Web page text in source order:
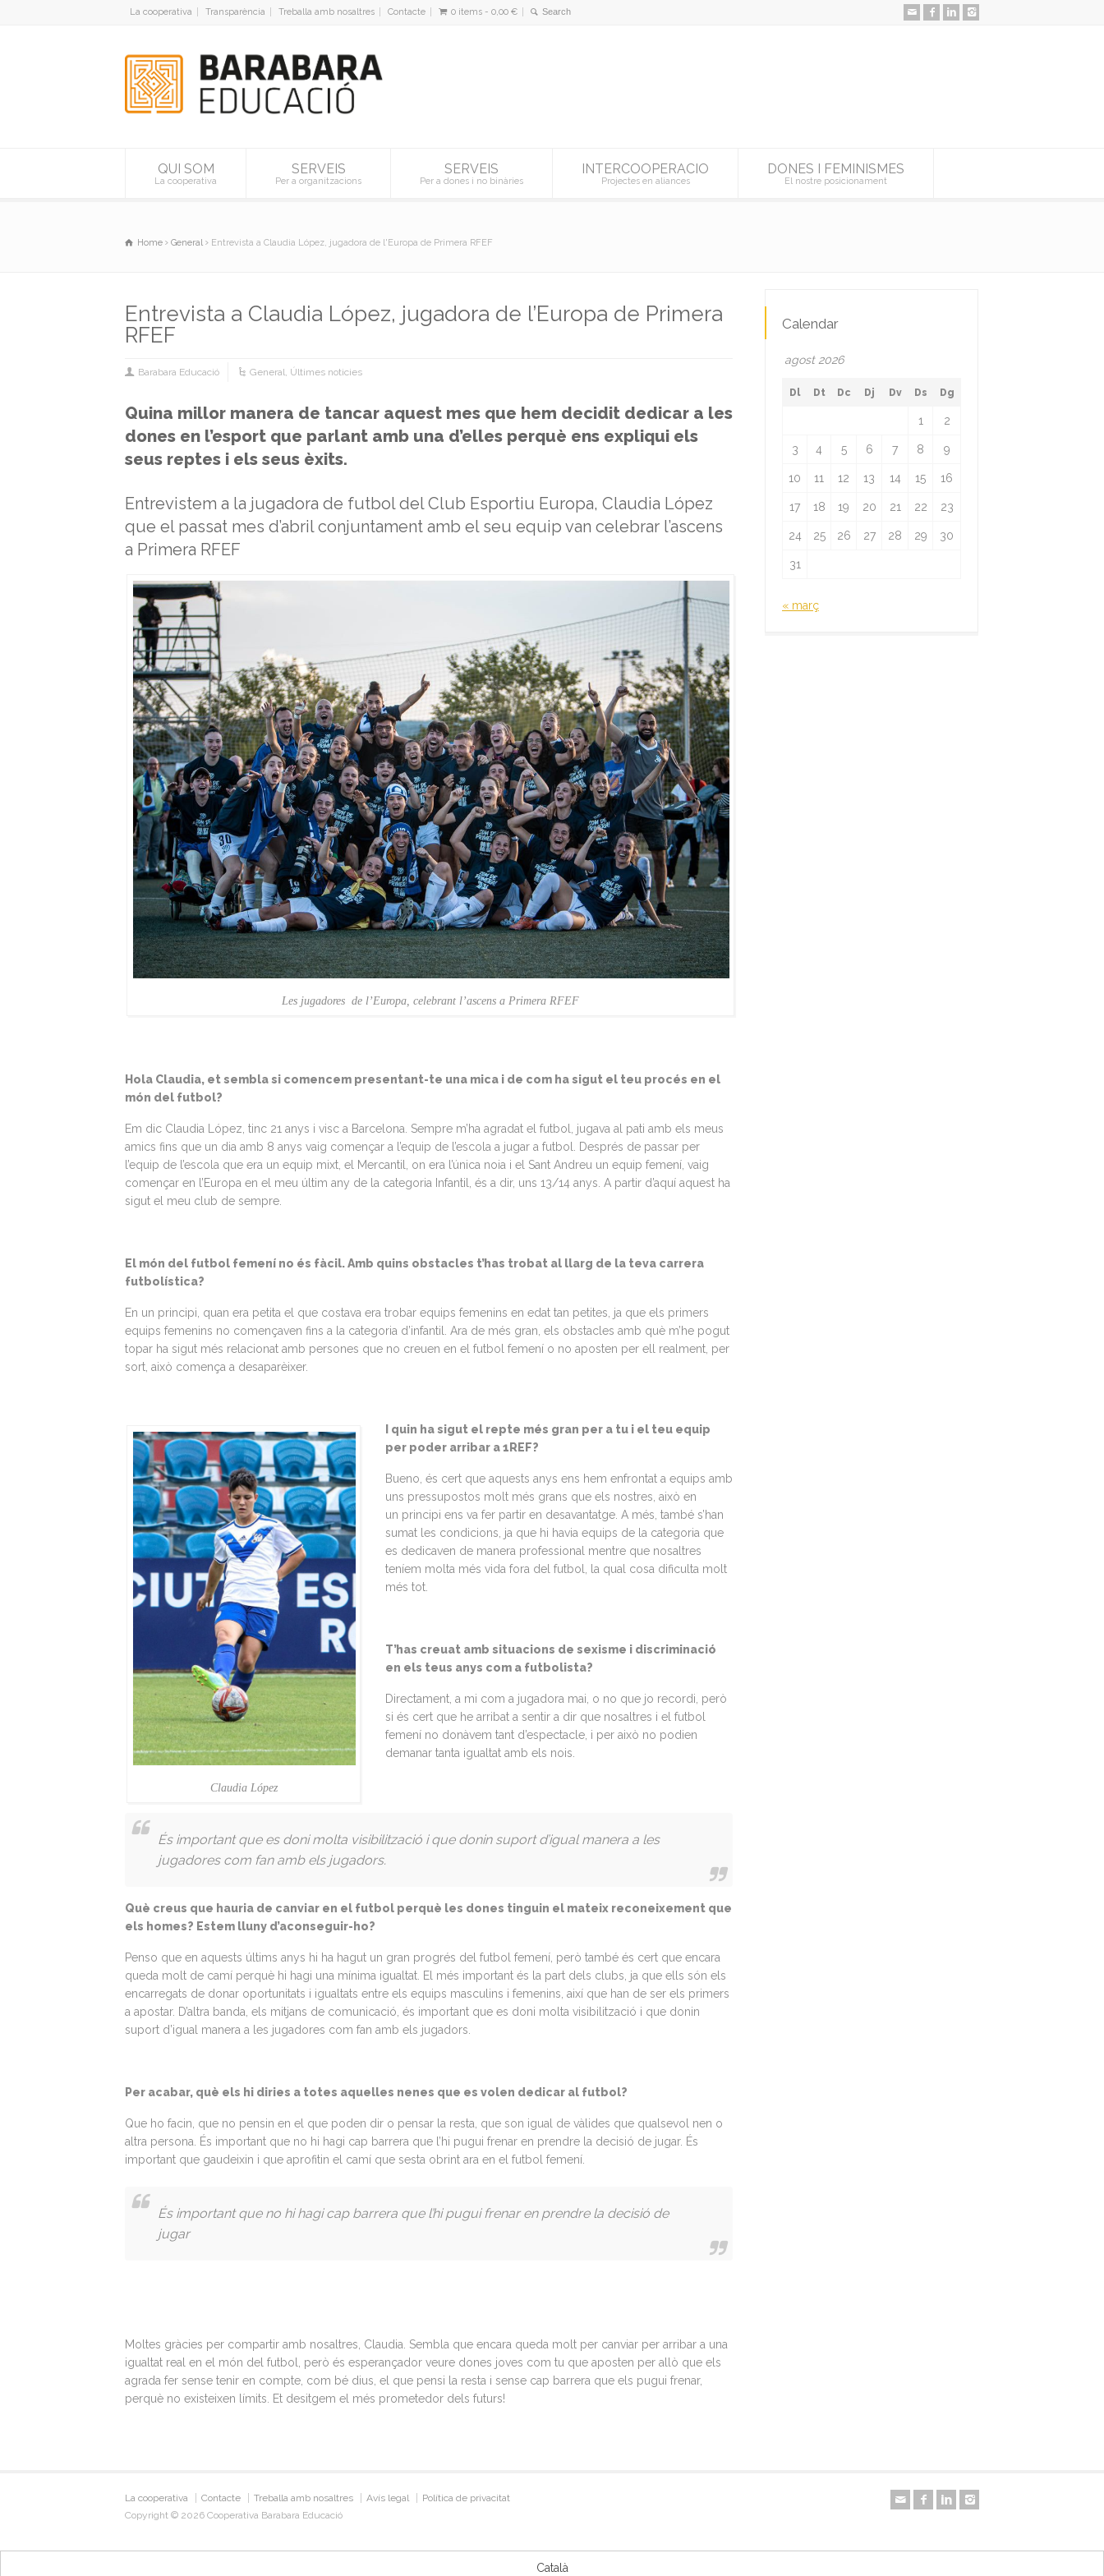
La cooperativa Transparència Treballa amb nosaltres Contacte 0 items - 0,00 €
QUI SOM
La cooperativa
SERVEIS
Per a organitzacions
SERVEIS
Per a dones i no binàries
INTERCOOPERACIO
Projectes en aliances
DONES I FEMINISMES
El nostre posicionament
Home General Entrevista a Claudia López, jugadora de l'Europa de Primera RFEF
Entrevista a Claudia López, jugadora de l’Europa de Primera
RFEF
Barabara Educació General, Últimes noticies
Quina millor manera de tancar aquest mes que hem decidit dedicar a les
dones en l’esport que parlant amb una d’elles perquè ens expliqui els
seus reptes i els seus èxits.
Entrevistem a la jugadora de futbol del Club Esportiu Europa, Claudia López
que el passat mes d’abril conjuntament amb el seu equip van celebrar l’ascens
a Primera RFEF
Les jugadores de l’Europa, celebrant l’ascens a Primera RFEF
Hola Claudia, et sembla si comencem presentant-te una mica i de com ha sigut el teu procés en el
món del futbol?
Em dic Claudia López, tinc 21 anys i visc a Barcelona. Sempre m’ha agradat el futbol, jugava al pati amb els meus
amics fins que un dia amb 8 anys vaig començar a l’equip de l’escola a jugar a futbol. Després de passar per
l’equip de l’escola que era un equip mixt, el Mercantil, on era l’única noia i el Sant Andreu un equip femení, vaig
començar en l’Europa en el meu últim any de la categoria Infantil, és a dir, uns 13/14 anys. A partir d’aquí aquest ha
sigut el meu club de sempre.
El món del futbol femení no és fàcil. Amb quins obstacles t’has trobat al llarg de la teva carrera
futbolística?
En un principi, quan era petita el que costava era trobar equips femenins en edat tan petites, ja que els primers
equips femenins no començaven fins a la categoria d’infantil. Ara de més gran, els obstacles amb què m’he pogut
topar ha sigut més relacionat amb persones que no creuen en el futbol femení o no aposten per ell realment, per
sort, això comença a desaparèixer.
Claudia López
I quin ha sigut el repte més gran per a tu i el teu equip
per poder arribar a 1REF?
Bueno, és cert que aquests anys ens hem enfrontat a equips amb
uns pressupostos molt més grans que els nostres, això en
un principi ens va fer partir en desavantatge. A més, també s’han
sumat les condicions, ja que hi havia equips de la categoria que
es dedicaven de manera professional mentre que nosaltres
teníem molta més vida fora del futbol, la qual cosa dificulta molt
més tot.
T’has creuat amb situacions de sexisme i discriminació
en els teus anys com a futbolista?
Directament, a mi com a jugadora mai, o no que jo recordi, però
si és cert que he arribat a sentir a dir que nosaltres i el futbol
femení no donàvem tant d’espectacle, i per això no podien
demanar tanta igualtat amb els nois.
És important que es doni molta visibilització i que donin suport d’igual manera a les
jugadores com fan amb els jugadors.
Què creus que hauria de canviar en el futbol perquè les dones tinguin el mateix reconeixement que
els homes? Estem lluny d’aconseguir-ho?
Penso que en aquests últims anys hi ha hagut un gran progrés del futbol femení, però també és cert que encara
queda molt de camí perquè hi hagi una mínima igualtat. El més important és la part dels clubs, ja que ells són els
encarregats de donar oportunitats i igualtats entre els equips masculins i femenins, així que han de ser els primers
a apostar. D’altra banda, els mitjans de comunicació, és important que es doni molta visibilització i que donin
suport d’igual manera a les jugadores com fan amb els jugadors.
Per acabar, què els hi diries a totes aquelles nenes que es volen dedicar al futbol?
Que ho facin, que no pensin en el que poden dir o pensar la resta, que son igual de vàlides que qualsevol nen o
altra persona. És important que no hi hagi cap barrera que l’hi pugui frenar en prendre la decisió de jugar. És
important que gaudeixin i que aprofitin el camí que sesta obrint ara en el futbol femení.
És important que no hi hagi cap barrera que l’hi pugui frenar en prendre la decisió de
jugar
Moltes gràcies per compartir amb nosaltres, Claudia. Sembla que encara queda molt per canviar per arribar a una
igualtat real en el món del futbol, però és esperançador veure dones joves com tu que aposten per allò que els
agrada fer sense tenir en compte, com bé dius, el que pensi la resta i sense cap barrera que els pugui frenar,
perquè no existeixen límits. Et desitgem el més prometedor dels futurs!
Calendar
agost 2026
Dl Dt Dc Dj Dv Ds Dg
1 2
3 4 5 6 7 8 9
10 11 12 13 14 15 16
17 18 19 20 21 22 23
24 25 26 27 28 29 30
31
« març
La cooperativa Contacte Treballa amb nosaltres Avís legal
Política de privacitat
Copyright © 2026 Cooperativa Barabara Educació
Català